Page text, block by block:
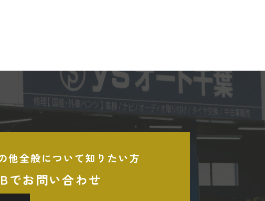
他全般について知りたい方
でお問い合わせ